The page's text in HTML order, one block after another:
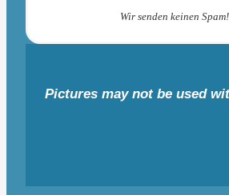
Wir senden keinen
Pictures may not be used